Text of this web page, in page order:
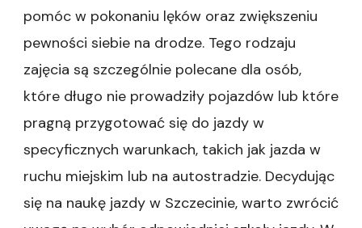
pomóc w pokonaniu lęków oraz zwiększeniu
pewności siebie na drodze. Tego rodzaju
zajęcia są szczególnie polecane dla osób,
które długo nie prowadziły pojazdów lub które
pragną przygotować się do jazdy w
specyficznych warunkach, takich jak jazda w
ruchu miejskim lub na autostradzie. Decydując
się na naukę jazdy w Szczecinie, warto zwrócić